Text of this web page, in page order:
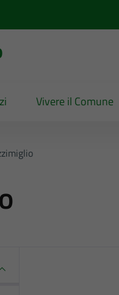
Vivere il Comune